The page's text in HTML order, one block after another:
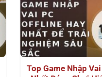
Top Game Nhập